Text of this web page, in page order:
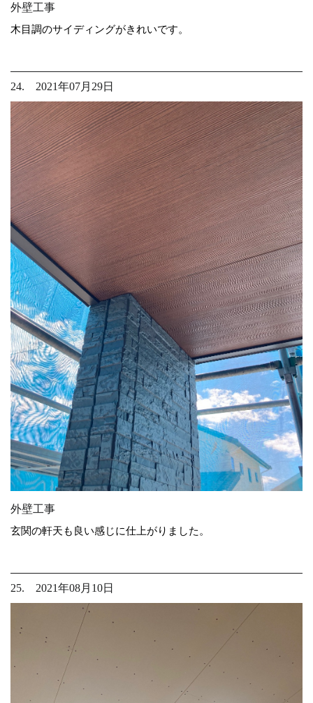
外壁工事
木目調のサイディングがきれいです。
24. 2021年07月29日
外壁工事
玄関の軒天も良い感じに仕上がりました。
25. 2021年08月10日